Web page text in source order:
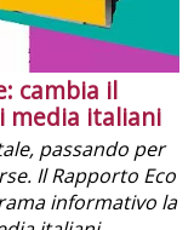
cambia il
media italiani
passando per
Il Rapporto Eco
informativo la